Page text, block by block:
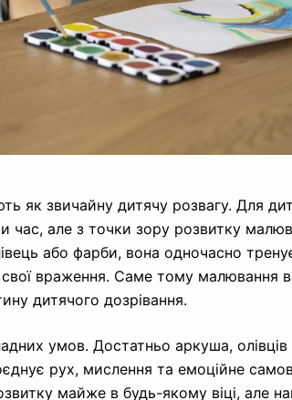
як звичайну дитячу розвагу. Для
час, але з точки зору розвитку
або фарби, вона одночасно
свої враження. Саме тому малювання
дитячого дозрівання.
умов. Достатньо аркуша,
рух, мислення та емоційне
майже в будь-якому віці, але